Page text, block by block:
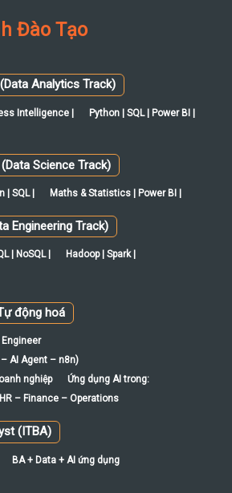
Đào Tạo
Analytics Track)
Intelligence |
Python | SQL | Power BI |
Science Track)
| SQL | Maths & Statistics | Power BI |
Engineering Track)
| NoSQL | Hadoop | Spark |
động hoá
AI Agent – n8n)
nghiệp
Ứng dụng AI trong:
– Finance – Operations
(ITBA)
BA + Data + AI ứng dụng